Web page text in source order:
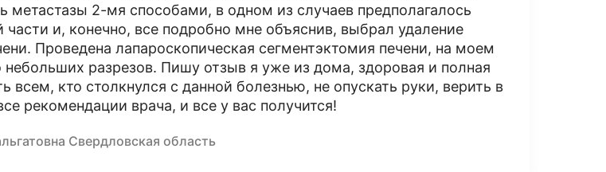
метастазы 2-мя способами, в одном из случаев предполагалось
части и, конечно, все подробно мне объяснив, выбрал удаление
Проведена лапароскопическая сегментэктомия печени, на моем
небольших разрезов. Пишу отзыв я уже из дома, здоровая и полная
всем, кто столкнулся с данной болезнью, не опускать руки, верить в
рекомендации врача, и все у вас получится!
Свердловская область